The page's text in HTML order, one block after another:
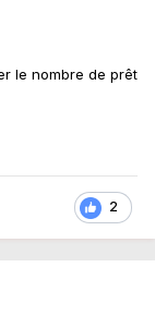
qui est à
le nombre de prêt
2